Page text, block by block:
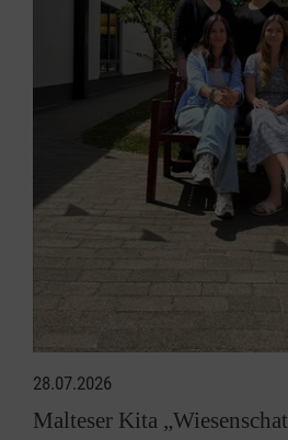
28.07.2026
Malteser Kita